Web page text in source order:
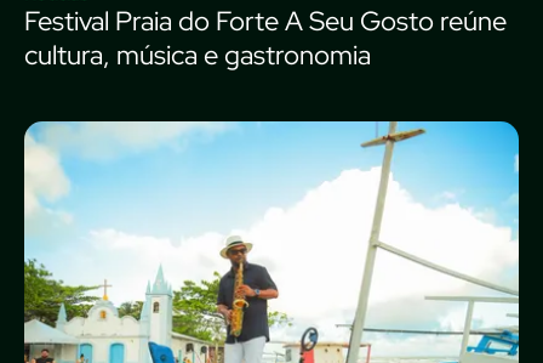
Festival Praia do Forte A Seu Gosto reúne
cultura, música e gastronomia